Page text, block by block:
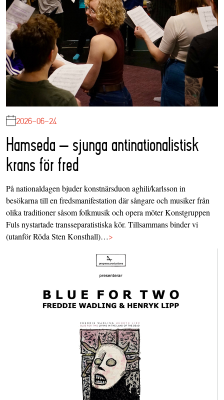
2026-06-24
Hamseda – sjunga antinationalistisk
krans för fred
På nationaldagen bjuder konstnärsduon aghili/karlsson in
besökarna till en fredsmanifestation där sångare och musiker från
olika traditioner såsom folkmusik och opera möter Konstgruppen
Fuls nystartade transseparatistiska kör. Tillsammans binder vi
(utanför Röda Sten Konsthall)…>